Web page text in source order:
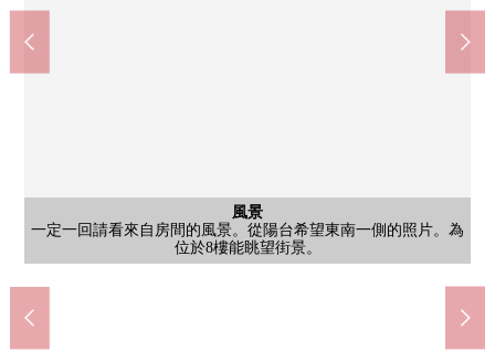
風景
一定一回請看來自房間的風景。從陽台希望東南一側的照片。為
位於8樓能眺望街景。
風景
一定一回請看來自房間的風景。從陽台希望西南一側的照片。為
位於8樓能眺望街景。
客廳
LDK是寬敞的約24.4張塌塌米。在亮的空間，能舒適地要舒適。風
景關於8樓朝南良好。
客廳
LDK是寬敞的約24.4張塌塌米。在亮的空間，能舒適地要舒適。風
景關於8樓朝南良好。
外觀
外觀
客廳
LDK是寬敞的約24.4張塌塌米。在亮的空間，能舒適地要舒適。風
景關於8樓朝南良好。
陽台
有縱深的陽台。日光也好，并且洗的衣物馬上乾。
廚房
是能從廚房瞭望客廳飯廳的配置。
洗臉
簡單的盥洗台容易花打掃。下部有收納，能把洗滌劑的存貨也放
進去。
公共汽車
也正完全具備再加熱功能，被讓身體在減慢休息。
廁所
有溫水衝洗馬桶座，毛巾架。
風景
元旦日出的照片。
室內
在大容量的儲藏室空間，走廊一側和南側的西式房間的2WAY能夠
連接。有也能作為卧室根據翻新使用的面積。
室內
在大容量的儲藏室空間，走廊一側和南側的西式房間的2WAY能夠
連接。有也能作為卧室根據翻新使用的面積。
西式房間
約9.5張塌塌米南側陽台面向的西式房間。有收納豐富的固定的書
架。
西式房間
約9.5張塌塌米南側陽台面向的西式房間。有收納豐富的固定的書
架。
西式房間
約9.5張塌塌米西式房間
室內
約9.5張塌塌米西式房間
室內
約9.5張塌塌米南側陽台面向的西式房間。許多窗在采光、透氣性
方面優秀。
風景
從朝南的陽台看西側的照片。
陽台
有縱深的陽台。日光也好，并且洗的衣物馬上乾。
陽台
有縱深的陽台。日光也好，并且洗的衣物馬上乾。
入口
是防盜門在的Mansion。
共有部分
不在時有便利的宅配保管櫃。
停車場
停車場
外觀
外觀